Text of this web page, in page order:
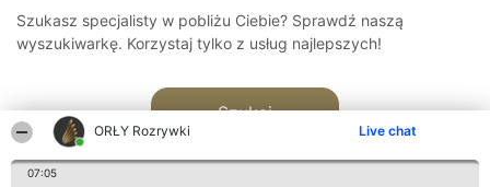
ORŁY Rozrywki Live chat
07:05
Szukasz specjalisty w pobliżu Ciebie? Sprawdź naszą
wyszukiwarkę. Korzystaj tylko z usług najlepszych!
Szukaj